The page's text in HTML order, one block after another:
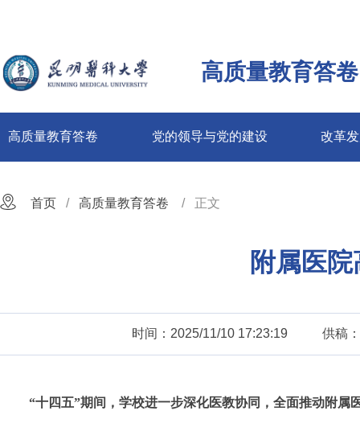
高质量教育答卷
高质量教育答卷 党的领导与党的建设 改革
首页 高质量教育答卷 正文
附属医
时间：2025/11/10 17:23:19 供稿
“十四五”期间，学校进一步深化医教协同，全面推动附属